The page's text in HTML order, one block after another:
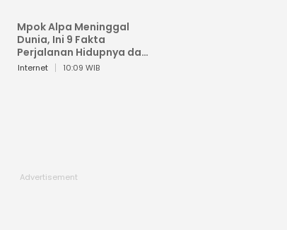
Mpok Alpa Meninggal
Dunia, Ini 9 Fakta
Perjalanan Hidupnya dari
Viral hingga Puncak
Internet 10:09 WIB